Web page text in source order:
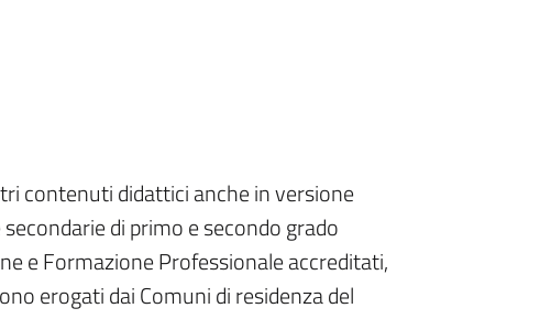
contenuti didattici anche in versione
di primo e secondo grado
e Formazione Professionale accreditati,
erogati dai Comuni di residenza del